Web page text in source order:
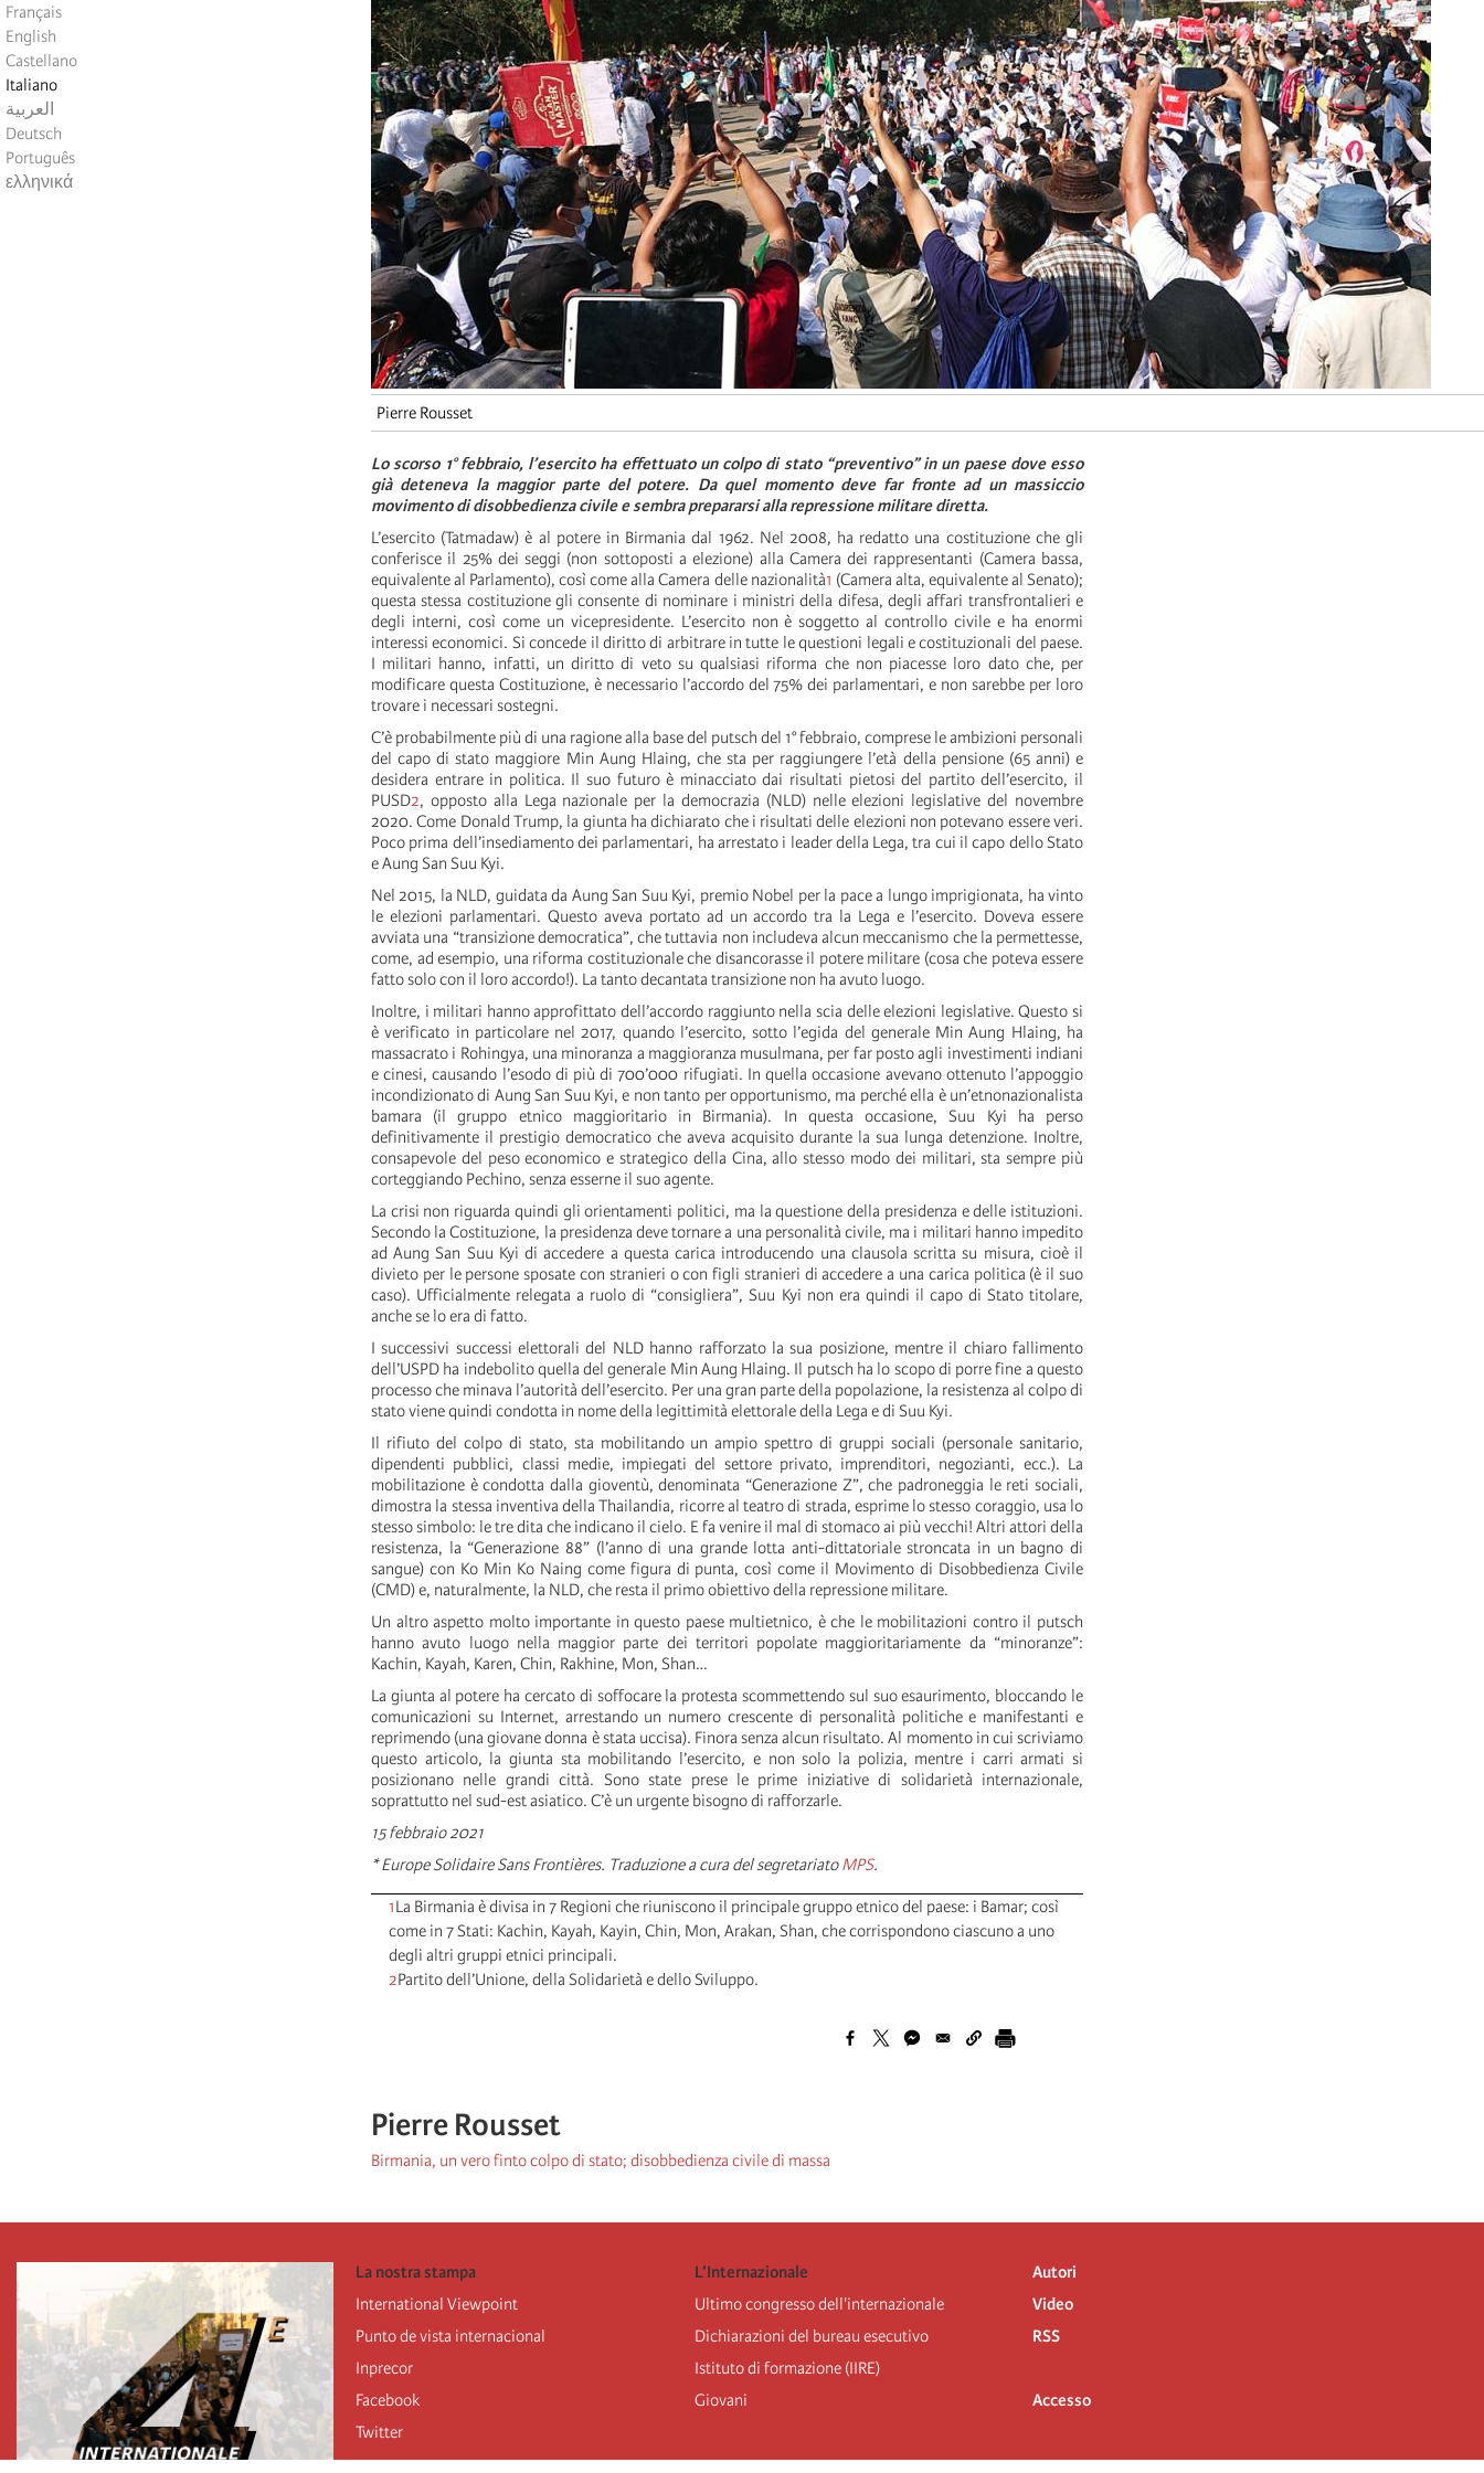
Français
English
Castellano
Italiano
العربية
Deutsch
Português
ελληνικά
Pierre Rousset
Lo scorso 1° febbraio, l’esercito ha effettuato un colpo di stato “preventivo” in un paese dove esso
già deteneva la maggior parte del potere. Da quel momento deve far fronte ad un massiccio
movimento di disobbedienza civile e sembra prepararsi alla repressione militare diretta.
L’esercito (Tatmadaw) è al potere in Birmania dal 1962. Nel 2008, ha redatto una costituzione che gli
conferisce il 25% dei seggi (non sottoposti a elezione) alla Camera dei rappresentanti (Camera bassa,
equivalente al Parlamento), così come alla Camera delle nazionalità1 (Camera alta, equivalente al Senato);
questa stessa costituzione gli consente di nominare i ministri della difesa, degli affari transfrontalieri e
degli interni, così come un vicepresidente. L’esercito non è soggetto al controllo civile e ha enormi
interessi economici. Si concede il diritto di arbitrare in tutte le questioni legali e costituzionali del paese.
I militari hanno, infatti, un diritto di veto su qualsiasi riforma che non piacesse loro dato che, per
modificare questa Costituzione, è necessario l’accordo del 75% dei parlamentari, e non sarebbe per loro
trovare i necessari sostegni.
C’è probabilmente più di una ragione alla base del putsch del 1° febbraio, comprese le ambizioni personali
del capo di stato maggiore Min Aung Hlaing, che sta per raggiungere l’età della pensione (65 anni) e
desidera entrare in politica. Il suo futuro è minacciato dai risultati pietosi del partito dell’esercito, il
PUSD2, opposto alla Lega nazionale per la democrazia (NLD) nelle elezioni legislative del novembre
2020. Come Donald Trump, la giunta ha dichiarato che i risultati delle elezioni non potevano essere veri.
Poco prima dell’insediamento dei parlamentari, ha arrestato i leader della Lega, tra cui il capo dello Stato
e Aung San Suu Kyi.
Nel 2015, la NLD, guidata da Aung San Suu Kyi, premio Nobel per la pace a lungo imprigionata, ha vinto
le elezioni parlamentari. Questo aveva portato ad un accordo tra la Lega e l’esercito. Doveva essere
avviata una “transizione democratica”, che tuttavia non includeva alcun meccanismo che la permettesse,
come, ad esempio, una riforma costituzionale che disancorasse il potere militare (cosa che poteva essere
fatto solo con il loro accordo!). La tanto decantata transizione non ha avuto luogo.
Inoltre, i militari hanno approfittato dell’accordo raggiunto nella scia delle elezioni legislative. Questo si
è verificato in particolare nel 2017, quando l’esercito, sotto l’egida del generale Min Aung Hlaing, ha
massacrato i Rohingya, una minoranza a maggioranza musulmana, per far posto agli investimenti indiani
e cinesi, causando l’esodo di più di 700’000 rifugiati. In quella occasione avevano ottenuto l’appoggio
incondizionato di Aung San Suu Kyi, e non tanto per opportunismo, ma perché ella è un’etnonazionalista
bamara (il gruppo etnico maggioritario in Birmania). In questa occasione, Suu Kyi ha perso
definitivamente il prestigio democratico che aveva acquisito durante la sua lunga detenzione. Inoltre,
consapevole del peso economico e strategico della Cina, allo stesso modo dei militari, sta sempre più
corteggiando Pechino, senza esserne il suo agente.
La crisi non riguarda quindi gli orientamenti politici, ma la questione della presidenza e delle istituzioni.
Secondo la Costituzione, la presidenza deve tornare a una personalità civile, ma i militari hanno impedito
ad Aung San Suu Kyi di accedere a questa carica introducendo una clausola scritta su misura, cioè il
divieto per le persone sposate con stranieri o con figli stranieri di accedere a una carica politica (è il suo
caso). Ufficialmente relegata a ruolo di “consigliera”, Suu Kyi non era quindi il capo di Stato titolare,
anche se lo era di fatto.
I successivi successi elettorali del NLD hanno rafforzato la sua posizione, mentre il chiaro fallimento
dell’USPD ha indebolito quella del generale Min Aung Hlaing. Il putsch ha lo scopo di porre fine a questo
processo che minava l’autorità dell’esercito. Per una gran parte della popolazione, la resistenza al colpo di
stato viene quindi condotta in nome della legittimità elettorale della Lega e di Suu Kyi.
Il rifiuto del colpo di stato, sta mobilitando un ampio spettro di gruppi sociali (personale sanitario,
dipendenti pubblici, classi medie, impiegati del settore privato, imprenditori, negozianti, ecc.). La
mobilitazione è condotta dalla gioventù, denominata “Generazione Z”, che padroneggia le reti sociali,
dimostra la stessa inventiva della Thailandia, ricorre al teatro di strada, esprime lo stesso coraggio, usa lo
stesso simbolo: le tre dita che indicano il cielo. E fa venire il mal di stomaco ai più vecchi! Altri attori della
resistenza, la “Generazione 88” (l’anno di una grande lotta anti-dittatoriale stroncata in un bagno di
sangue) con Ko Min Ko Naing come figura di punta, così come il Movimento di Disobbedienza Civile
(CMD) e, naturalmente, la NLD, che resta il primo obiettivo della repressione militare.
Un altro aspetto molto importante in questo paese multietnico, è che le mobilitazioni contro il putsch
hanno avuto luogo nella maggior parte dei territori popolate maggioritariamente da “minoranze”:
Kachin, Kayah, Karen, Chin, Rakhine, Mon, Shan…
La giunta al potere ha cercato di soffocare la protesta scommettendo sul suo esaurimento, bloccando le
comunicazioni su Internet, arrestando un numero crescente di personalità politiche e manifestanti e
reprimendo (una giovane donna è stata uccisa). Finora senza alcun risultato. Al momento in cui scriviamo
questo articolo, la giunta sta mobilitando l’esercito, e non solo la polizia, mentre i carri armati si
posizionano nelle grandi città. Sono state prese le prime iniziative di solidarietà internazionale,
soprattutto nel sud-est asiatico. C’è un urgente bisogno di rafforzarle.
15 febbraio 2021
* Europe Solidaire Sans Frontières. Traduzione a cura del segretariatoMPS.
1La Birmania è divisa in 7 Regioni che riuniscono il principale gruppo etnico del paese: i Bamar; così
come in 7 Stati: Kachin, Kayah, Kayin, Chin, Mon, Arakan, Shan, che corrispondono ciascuno a uno
degli altri gruppi etnici principali.
2Partito dell’Unione, della Solidarietà e dello Sviluppo.
Pierre Rousset
Birmania, un vero finto colpo di stato; disobbedienza civile di massa
La nostra stampa
International Viewpoint
Punto de vista internacional
Inprecor
Facebook
Twitter
L’Internazionale
Ultimo congresso dell'internazionale
Dichiarazioni del bureau esecutivo
Istituto di formazione (IIRE)
Giovani
Autori
Video
RSS
Accesso